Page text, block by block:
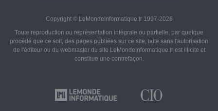
Copyright © LeMondeInformatique.fr 1997-2026
Toute reproduction ou représentation intégrale ou partielle, par quelque
procédé que ce soit, des pages publiées sur ce site, faite sans l'autorisation
de l'éditeur ou du webmaster du site LeMondeInformatique.fr est illicite et
constitue une contrefaçon.